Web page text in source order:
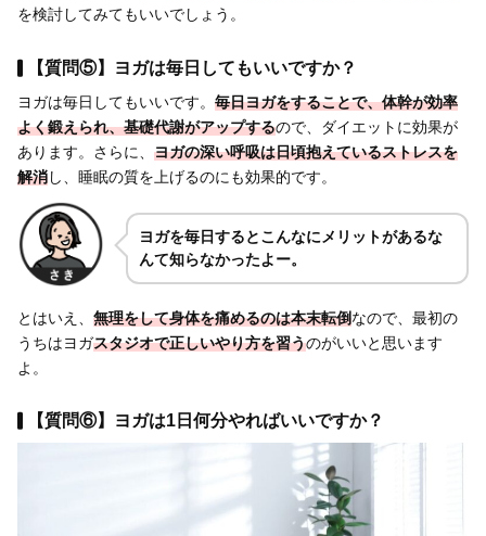
を検討してみてもいいでしょう。
【質問⑤】ヨガは毎日してもいいですか？
ヨガは毎日してもいいです。 毎日ヨガをすることで、体幹が効率
よく鍛えられ、基礎代謝がアップするので、ダイエットに効果が
あります。さらに、 ヨガの深い呼吸は日頃抱えているストレスを
解消し、睡眠の質を上げるのにも効果的です。
ヨガを毎日するとこんなにメリットがあるな
んて知らなかったよー。
とはいえ、 無理をして身体を痛めるのは本末転倒なので、最初の
うちはヨガスタジオで正しいやり方を習うのがいいと思います
よ。
【質問⑥】ヨガは1日何分やればいいですか？